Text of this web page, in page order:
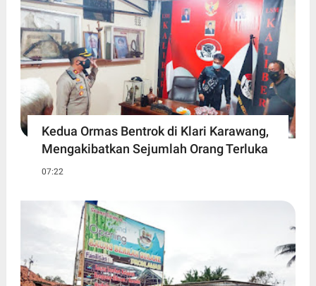
Kedua Ormas Bentrok di Klari Karawang,
Mengakibatkan Sejumlah Orang Terluka
07:22